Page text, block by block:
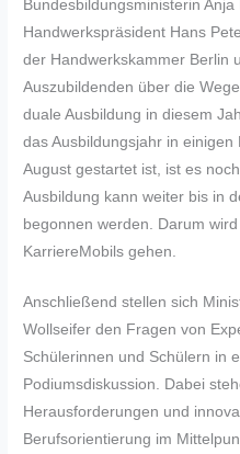
Bundesbildungsministerin Anja
Handwerkspräsident Hans
der Handwerkskammer Berlin
Auszubildenden über die
duale Ausbildung in diesem
das Ausbildungsjahr in einigen
August gestartet ist, ist es
Ausbildung kann weiter bis in
begonnen werden. Darum
KarriereMobils gehen.
Anschließend stellen sich
Wollseifer den Fragen von
Schülerinnen und Schülern in
Podiumsdiskussion. Dabei
Herausforderungen und
Berufsorientierung im